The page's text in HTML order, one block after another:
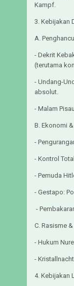
Kampf.
3. Kebijakan
A.
- Dekrit
(terutama
- Undang-
absolut.
- Malam
B. Ekonomi
-
- Kontrol
- Pemuda
- Gestapo:
-
C. Rasisme
- Hukum
-
4. Kebijakan